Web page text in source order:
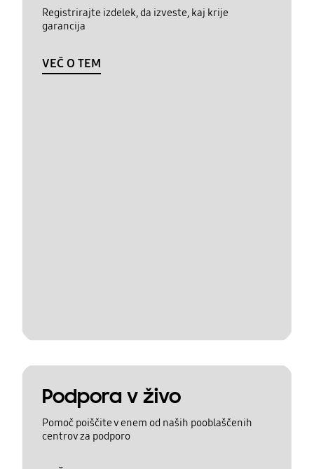
Registrirajte izdelek, da izveste, kaj krije
garancija
VEČ O TEM
Podpora v živo
Pomoč poiščite v enem od naših pooblaščenih
centrov za podporo